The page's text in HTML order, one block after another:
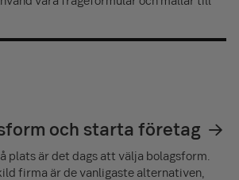
och starta företag
plats är det dags att välja bolagsform.
firma är de vanligaste alternativen,